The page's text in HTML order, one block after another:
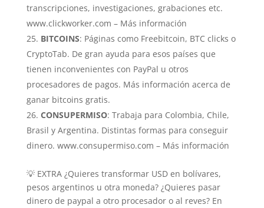
transcripciones, investigaciones, grabaciones etc.
www.clickworker.com – Más información
BITCOINS: Páginas como Freebitcoin, BTC clicks o
CryptoTab. De gran ayuda para esos países que
tienen inconvenientes con PayPal u otros
procesadores de pagos. Más información acerca de
ganar bitcoins gratis.
CONSUPERMISO: Trabaja para Colombia, Chile,
Brasil y Argentina. Distintas formas para conseguir
dinero. www.consupermiso.com – Más información
💡 EXTRA ¿Quieres transformar USD en bolívares,
pesos argentinos u otra moneda? ¿Quieres pasar
dinero de paypal a otro procesador o al reves? En